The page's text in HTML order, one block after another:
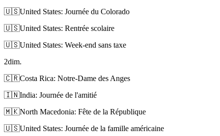
🇺🇸United States: Journée du Colorado
🇺🇸United States: Rentrée scolaire
🇺🇸United States: Week-end sans taxe
2dim.
🇨🇷Costa Rica: Notre-Dame des Anges
🇮🇳India: Journée de l'amitié
🇲🇰North Macedonia: Fête de la République
🇺🇸United States: Journée de la famille américaine